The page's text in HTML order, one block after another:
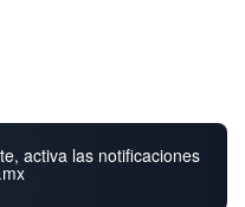
activa las notificaciones